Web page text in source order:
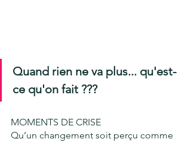
Quand rien ne va plus... qu'est-
ce qu'on fait ???
MOMENTS DE CRISE
Qu’un changement soit perçu comme